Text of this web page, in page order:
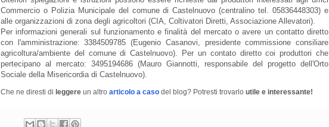
Commercio o Polizia Municipale del comune di Castelnuovo (centralino tel. 05836448303) e
alle organizzazioni di zona degli agricoltori (CIA, Coltivatori Diretti, Associazione Allevatori).
Per informazioni generali sul funzionamento e finalità del mercato o avere un contatto diretto
con l'amministrazione: 3384509785 (Eugenio Casanovi, presidente commissione consiliare
agricoltura/ambiente del comune di Castelnuovo). Per un contato diretto coi produttori che
pertecipano al mercato: 3495194686 (Mauro Giannotti, responsabile del progetto dell'Orto
Sociale della Misericordia di Castelnuovo).
Che ne diresti di leggere un altro articolo a caso del blog? Potresti trovarlo utile e interessante!